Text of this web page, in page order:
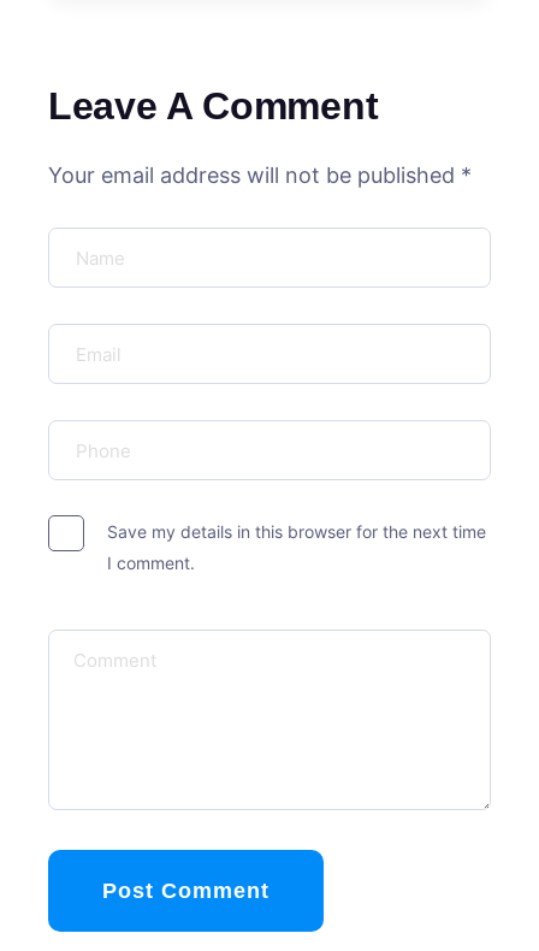
Leave A Comment
Your email address will not be published *
Save my details in this browser for the next time
I comment.
Post Comment